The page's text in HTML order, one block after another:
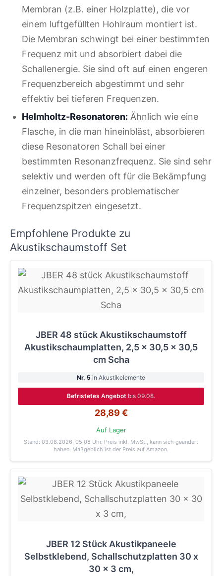
Membran (z.B. einer Holzplatte), die vor
einem luftgefüllten Hohlraum montiert ist.
Die Membran schwingt bei einer bestimmten
Frequenz mit und absorbiert dabei die
Schallenergie. Sie sind oft auf einen engeren
Frequenzbereich abgestimmt und sehr
effektiv bei tieferen Frequenzen.
Helmholtz-Resonatoren: Ähnlich wie eine
Flasche, in die man hineinbläst, absorbieren
diese Resonatoren Schall bei einer
bestimmten Resonanzfrequenz. Sie sind sehr
selektiv und werden oft für die Bekämpfung
einzelner, besonders problematischer
Frequenzspitzen eingesetzt.
Empfohlene Produkte zu
Akustikschaumstoff Set
JBER 48 stück Akustikschaumstoff
Akustikschaumplatten, 2,5 x 30,5 x 30,5
cm Scha
Nr. 5 in Akustikelemente
Befristetes Angebot bis 09.08.
28,89 €
Auf Lager
Stand: 03.08.2026, 05:08 Uhr. Preis inkl. MwSt., kann sich geändert
haben. Maßgeblich ist der Preis auf Amazon.
JBER 12 Stück Akustikpaneele
Selbstklebend, Schallschutzplatten 30 x
30 x 3 cm,